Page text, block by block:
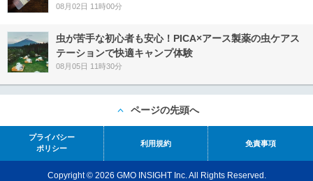
08月02日 11時00分
虫が苦手な初心者も安心！PICA×アース製薬の虫ケアス
テーションで快適キャンプ体験
08月05日 11時30分
ページの先頭へ
プライバシー
ポリシー
利用規約 免責事項
Copyright © 2026 GMO INSIGHT Inc. All Rights Reserved.